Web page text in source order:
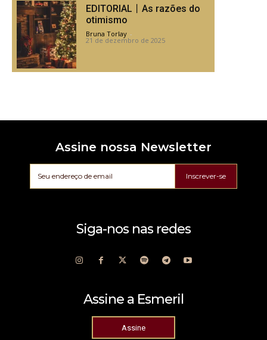
EDITORIAL丨As razões do
otimismo
Bruna Torlay -
21 de dezembro de 2025
Assine nossa Newsletter
Inscrever-se
Siga-nos nas redes
Assine a Esmeril
Assine